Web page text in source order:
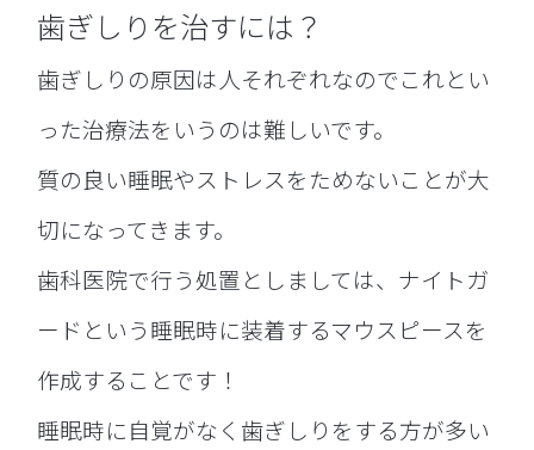
歯ぎしりを治すには？
歯ぎしりの原因は人それぞれなのでこれとい
った治療法をいうのは難しいです。
質の良い睡眠やストレスをためないことが大
切になってきます。
歯科医院で行う処置としましては、ナイトガ
ードという睡眠時に装着するマウスピースを
作成することです！
睡眠時に自覚がなく歯ぎしりをする方が多い